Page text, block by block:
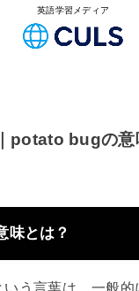
英語学習メディア
potato bugの
味とは？
いう言葉は、一般的